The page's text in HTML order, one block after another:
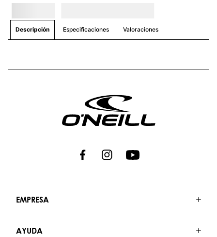
Descripción Especificaciones Valoraciones
EMPRESA
AYUDA